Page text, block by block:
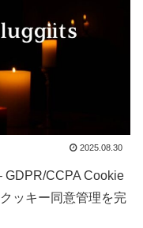
2025.08.30
GDPR/CCPA Cookie
ッキー同意管理を完